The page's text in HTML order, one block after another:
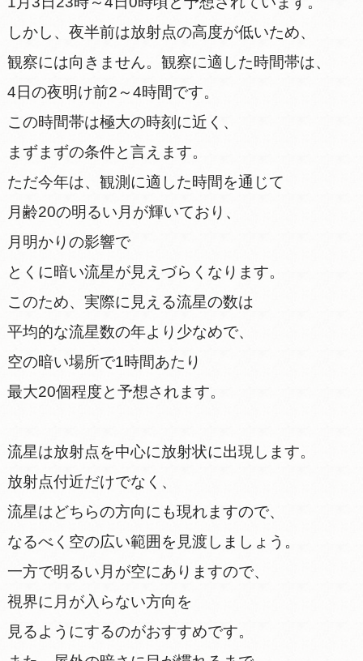
しかし、夜半前は放射点の高度が低いため、
観察には向きません。観察に適した時間帯は、
4日の夜明け前2～4時間です。
この時間帯は極大の時刻に近く、
まずまずの条件と言えます。
ただ今年は、観測に適した時間を通じて
月齢20の明るい月が輝いており、
月明かりの影響で
とくに暗い流星が見えづらくなります。
このため、実際に見える流星の数は
平均的な流星数の年より少なめで、
空の暗い場所で1時間あたり
最大20個程度と予想されます。
流星は放射点を中心に放射状に出現します。
放射点付近だけでなく、
流星はどちらの方向にも現れますので、
なるべく空の広い範囲を見渡しましょう。
一方で明るい月が空にありますので、
視界に月が入らない方向を
見るようにするのがおすすめです。